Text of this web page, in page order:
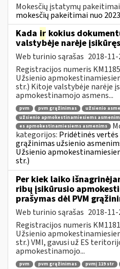
Mokesčių įstatymų
mokesčių pakeitimai nuo
Kada ir kokius
valstybėje narėje
Web turinio sąrašas 2018-
Registracijos numeris
Užsienio
str.) Kitoje valstybėje narėje
apmokestinamojo asmens...
pvm pvm grąžinimas
užsienio
užsienio apmokestinamiesiems
es apmokestinamiesiems asmenims
kategorijos: Pridėtinės vertės
grąžinimas užsienio
Užsienio
str.)
Per kiek laiko
ribų įsikūrusio
prašymas dėl PVM
Web turinio sąrašas 2018-
Registracijos numeris
Užsienio
str.) VMI, gavusi už ES
apmokestinamojo...
pvm pvm grąžinimas pvmį 119 str